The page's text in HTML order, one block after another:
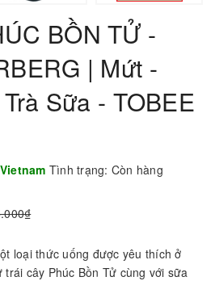
BỒN TỬ -
| Mứt -
Sữa - TOBEE
Tình trạng: Còn hàng
loại thức uống được yêu thích ở
cây Phúc Bồn Tử cùng với sữa